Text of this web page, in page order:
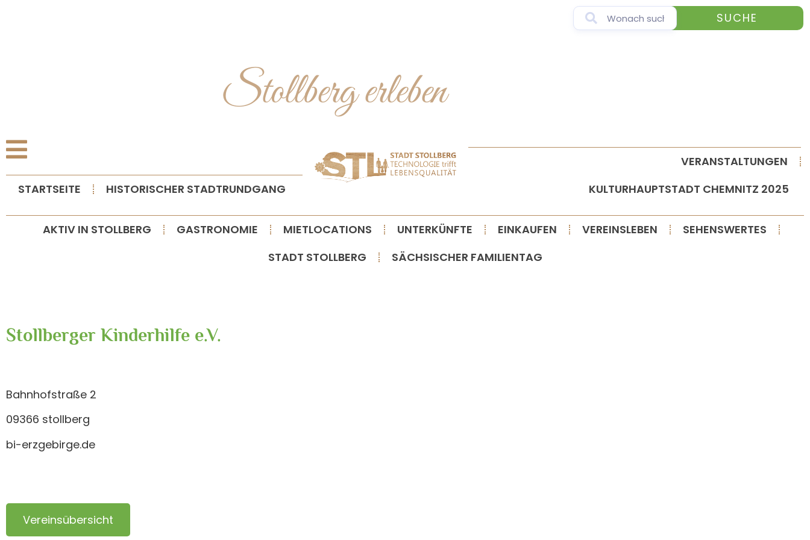
SUCHE
Stollbergerleben
STARTSEITE HISTORISCHER STADTRUNDGANG
VERANSTALTUNGEN
KULTURHAUPTSTADT CHEMNITZ 2025
AKTIV IN STOLLBERG GASTRONOMIE MIETLOCATIONS UNTERKÜNFTE EINKAUFEN VEREINSLEBEN
SEHENSWERTES
STADT STOLLBERG
SÄCHSISCHER FAMILIENTAG
Stollberger Kinderhilfe e.V.
Bahnhofstraße 2
09366 stollberg
bi-erzgebirge.de
Vereinsübersicht